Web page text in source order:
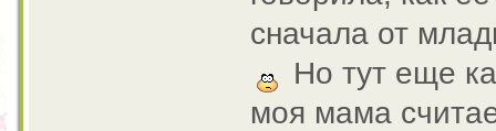
сначала от
Но тут еще
моя мама